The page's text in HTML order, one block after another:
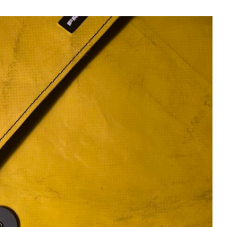
Kommentare